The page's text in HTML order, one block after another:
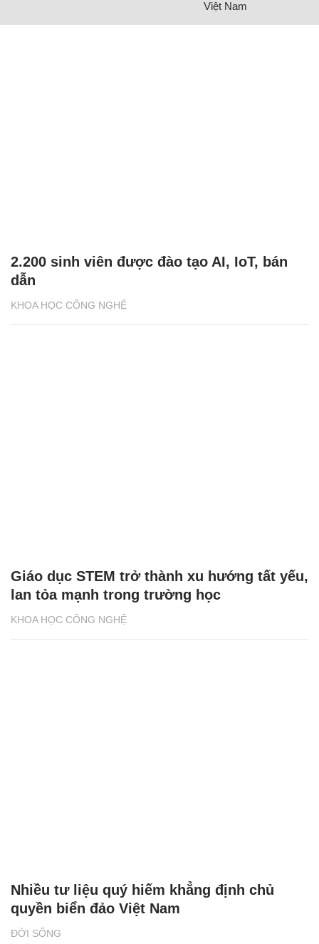
Việt Nam
KHOA HỌC CÔNG NGHỆ
2.200 sinh viên được đào tạo AI, IoT, bán
dẫn
KHOA HỌC CÔNG NGHỆ
Giáo dục STEM trở thành xu hướng tất yếu,
lan tỏa mạnh trong trường học
ĐỜI SỐNG
Nhiều tư liệu quý hiếm khẳng định chủ
quyền biển đảo Việt Nam